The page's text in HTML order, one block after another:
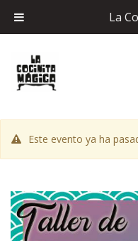
Este evento ya ha
La